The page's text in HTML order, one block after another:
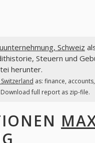
Schweiz
Steuern und
herunter.
as: finance,
full report as zip-file.